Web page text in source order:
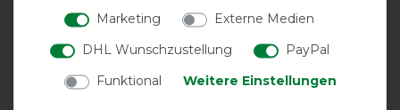
Marketing
Externe Medien
DHL Wunschzustellung
PayPal
Funktional
Weitere Einstellungen